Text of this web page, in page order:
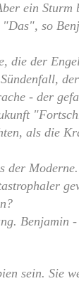
ein
so
die der
- der
als die
der
Benjamin
sein. Sie